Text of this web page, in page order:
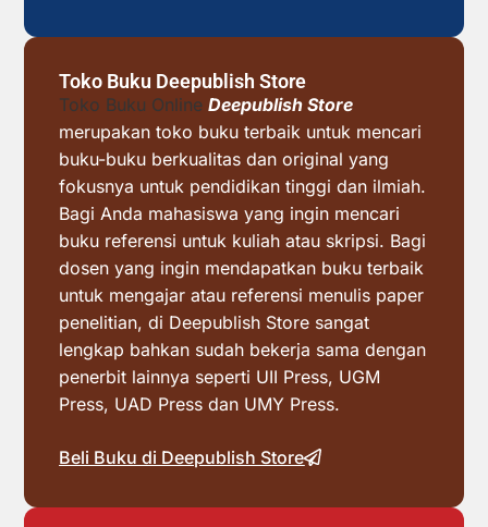
Toko Buku Deepublish Store
Toko Buku Online Deepublish Store
merupakan toko buku terbaik untuk mencari
buku-buku berkualitas dan original yang
fokusnya untuk pendidikan tinggi dan ilmiah.
Bagi Anda mahasiswa yang ingin mencari
buku referensi untuk kuliah atau skripsi. Bagi
dosen yang ingin mendapatkan buku terbaik
untuk mengajar atau referensi menulis paper
penelitian, di Deepublish Store sangat
lengkap bahkan sudah bekerja sama dengan
penerbit lainnya seperti UII Press, UGM
Press, UAD Press dan UMY Press.
Beli Buku di Deepublish Store